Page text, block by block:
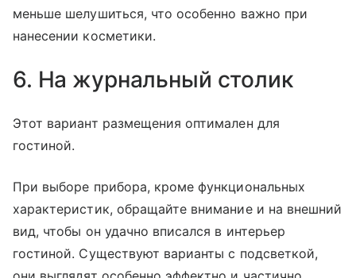
меньше шелушиться, что особенно важно при
нанесении косметики.
6. На журнальный столик
Этот вариант размещения оптимален для
гостиной.
При выборе прибора, кроме функциональных
характеристик, обращайте внимание и на внешний
вид, чтобы он удачно вписался в интерьер
гостиной. Существуют варианты с подсветкой,